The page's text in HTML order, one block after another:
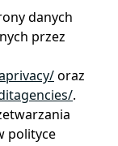
danych
przez
oraz
.
polityce